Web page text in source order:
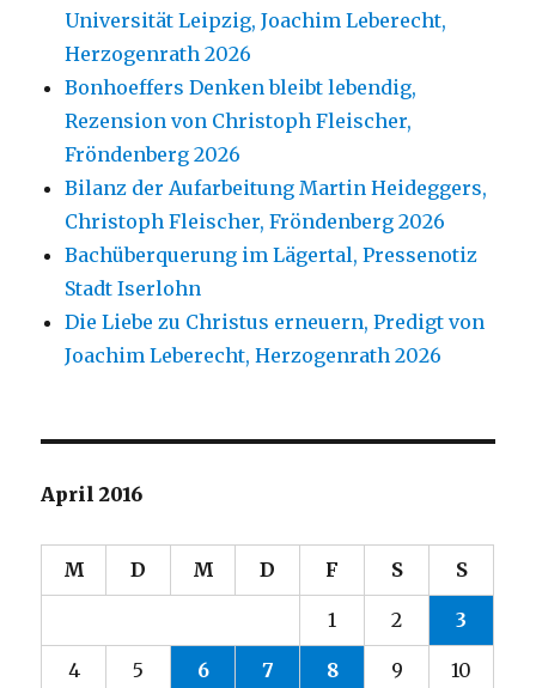
Universität Leipzig, Joachim Leberecht,
Herzogenrath 2026
Bonhoeffers Denken bleibt lebendig,
Rezension von Christoph Fleischer,
Fröndenberg 2026
Bilanz der Aufarbeitung Martin Heideggers,
Christoph Fleischer, Fröndenberg 2026
Bachüberquerung im Lägertal, Pressenotiz
Stadt Iserlohn
Die Liebe zu Christus erneuern, Predigt von
Joachim Leberecht, Herzogenrath 2026
April 2016
M D M D F S S
1 2 3
4 5 6 7 8 9 10